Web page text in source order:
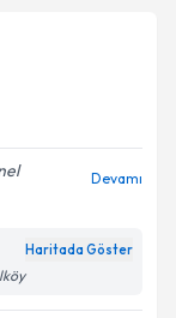
Devamı
Haritada Göster